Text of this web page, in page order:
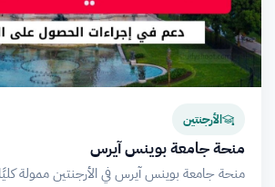
الأرجنتين
منحة جامعة بوينس آيرس
منحة جامعة بوينس آيرس في الأرجنتين ممولة